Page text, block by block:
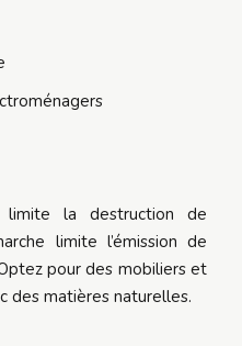
limite la destruction de
limite l’émission de
pour des mobiliers et
des matières naturelles.